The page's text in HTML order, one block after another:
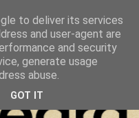
to deliver its services
and user-agent are
and security
generate usage
abuse.
GOT IT